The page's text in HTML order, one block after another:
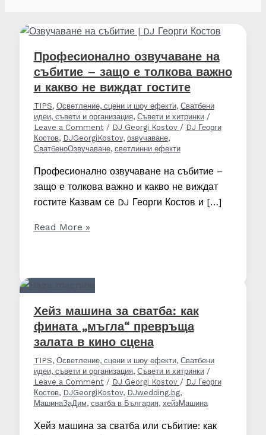
Професионално озвучаване на
събитие – защо е толкова важно
и какво не виждат гостите
TIPS, Осветление, сцени и шоу ефекти, Сватбени
идеи, съвети и организация, Съвети и хитринки/
Leave a Comment / DJ Georgi Kostov / DJ Георги
Костов, DJGeorgiKostov, озвучаване,
СватбеноОзвучаване, светлинни ефекти
Професионално озвучаване на събитие –
защо е толкова важно и какво не виждат
гостите Казвам се DJ Георги Костов и […]
Професионално
защо
е
толкова
важно
и
какво
не
гостите
Read More »
Хейз машина за сватба: как
фината „мъгла“ превръща
залата в кино сцена
TIPS, Осветление, сцени и шоу ефекти, Сватбени
идеи, съвети и организация, Съвети и хитринки/
Leave a Comment / DJ Georgi Kostov / DJ Георги
Костов, DJGeorgiKostov, DJwedding.bg,
МашинаЗаДим, сватба в България, хейзМашина
Хейз машина за сватба или събитие: как